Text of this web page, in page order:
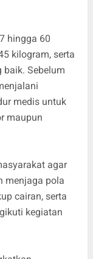
hingga 60
kilogram, serta
baik. Sebelum
medis untuk
maupun
agar
menjaga pola
cairan, serta
kegiatan